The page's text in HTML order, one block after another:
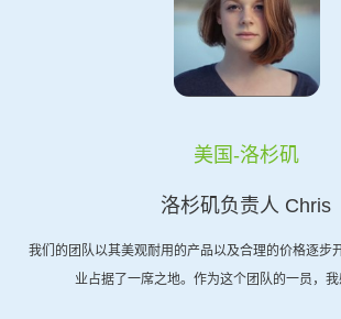
美国-洛杉矶
洛杉矶负责人 Chris
我们的团队以其美观耐用的产品以及合理的价格逐步
业占据了一席之地。作为这个团队的一员，我